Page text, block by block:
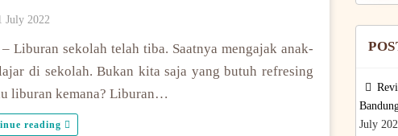
July 2022
Liburan sekolah telah tiba. Saatnya mengajak anak-
di sekolah. Bukan kita saja yang butuh refresing
liburan kemana? Liburan…
reading
July